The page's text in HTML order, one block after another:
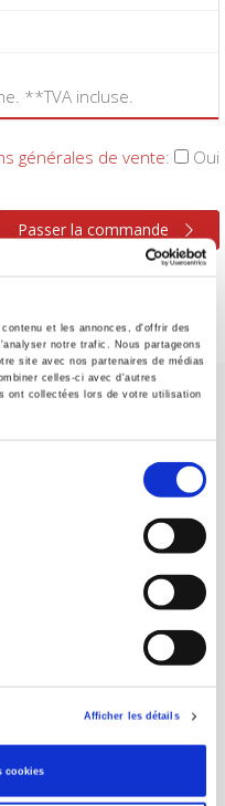
et les annonces, d'offrir des
notre trafic. Nous partageons
site avec nos partenaires de médias
celles-ci avec d'autres
ont collectées lors de votre utilisation
Afficher les détails
cookies
**TVA incluse.
générales de vente: Oui
Passer la commande
humaines et sociales, les
leur création en 1976